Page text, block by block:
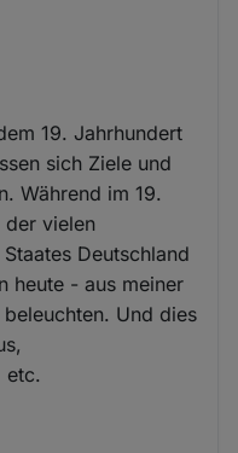
19. Jahrhundert
sich Ziele und
Während im 19.
der vielen
Deutschland
heute - aus meiner
Und dies
etc.